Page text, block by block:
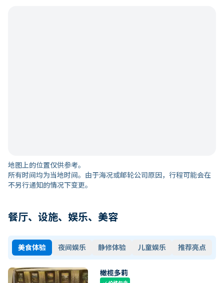
地图上的位置仅供参考。
所有时间均为当地时间。由于海况或邮轮公司原因，行程可能会在
不另行通知的情况下变更。
餐厅、设施、娱乐、美容
美食体验 夜间娱乐 静修体验 儿童娱乐 推荐亮点
橄榄多莉